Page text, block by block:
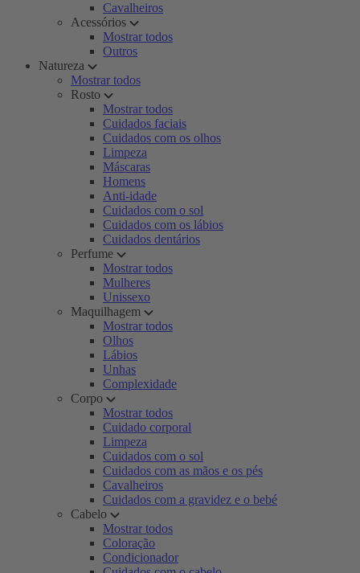
Cavalheiros
Acessórios
Mostrar todos
Outros
Natureza
Mostrar todos
Rosto
Mostrar todos
Cuidados faciais
Cuidados com os olhos
Limpeza
Máscaras
Homens
Anti-idade
Cuidados com o sol
Cuidados com os lábios
Cuidados dentários
Perfume
Mostrar todos
Mulheres
Unissexo
Maquilhagem
Mostrar todos
Olhos
Lábios
Unhas
Complexidade
Corpo
Mostrar todos
Cuidado corporal
Limpeza
Cuidados com o sol
Cuidados com as mãos e os pés
Cavalheiros
Cuidados com a gravidez e o bebé
Cabelo
Mostrar todos
Coloração
Condicionador